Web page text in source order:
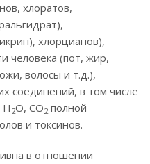
хлоратов,
хлорцианов),
человека (пот, жир,
волосы и т.д.),
соединений, в том числе
Н 2О, СО2 полной
и токсинов.
в отношении